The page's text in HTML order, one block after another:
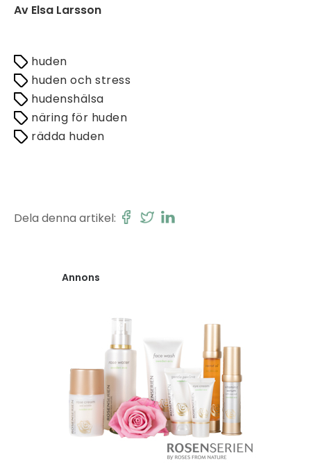
Av Elsa Larsson
huden
huden och stress
hudenshälsa
näring för huden
rädda huden
Dela denna artikel:
Annons